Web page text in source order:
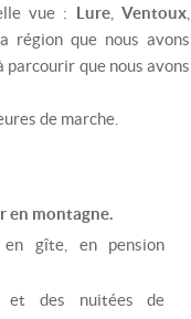
vue : Lure, Ventoux,
région que nous avons
que nous avons
de marche.
en montagne.
en gîte, en pension
et des nuitées de